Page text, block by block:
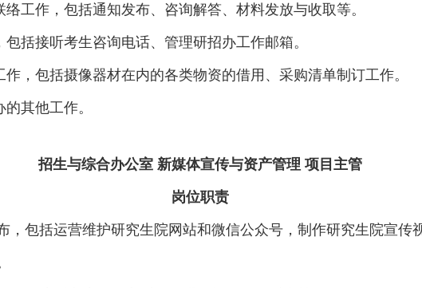
工作，包括通知发布、咨询解答、材料发放与收取等。
括接听考生咨询电话、管理研招办工作邮箱。
，包括摄像器材在内的各类物资的借用、采购清单制订工作。
其他工作。
招生与综合办公室 新媒体宣传与资产管理 项目主管
岗位职责
，包括运营维护研究生院网站和微信公众号，制作研究生院宣传